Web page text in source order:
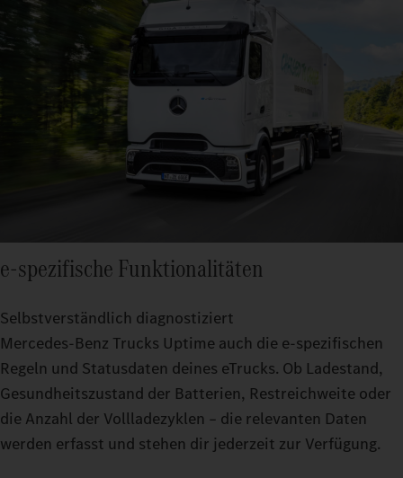
e‑spezifische Funktionalitäten
Selbstverständlich diagnostiziert
Mercedes‑Benz Trucks Uptime auch die e‑spezifischen
Regeln und Statusdaten deines eTrucks. Ob Ladestand,
Gesundheitszustand der Batterien, Restreichweite oder
die Anzahl der Vollladezyklen – die relevanten Daten
werden erfasst und stehen dir jederzeit zur Verfügung.